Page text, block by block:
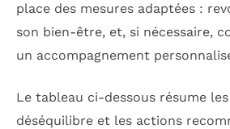
place des mesures adaptées :
son bien-être, et, si nécessaire,
un accompagnement
Le tableau ci-dessous résume
déséquilibre et les actions